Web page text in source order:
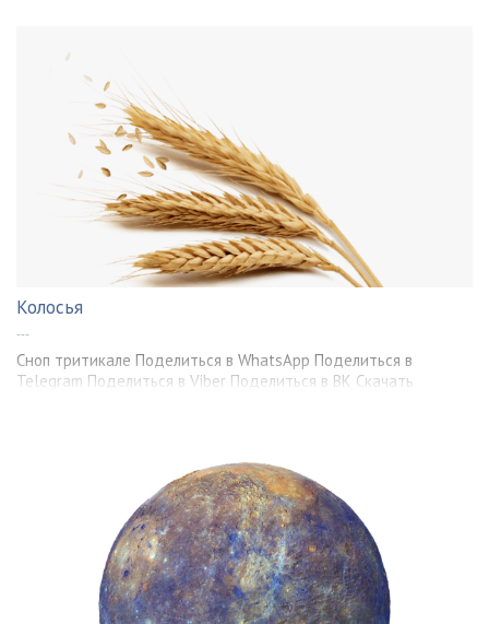
Колосья
---
Сноп тритикале Поделиться в WhatsApp Поделиться в
Telegram Поделиться в Viber Поделиться в ВК Скачать